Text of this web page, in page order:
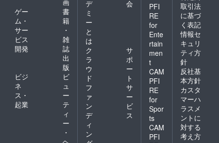
ゲー
ム・
サー
ビス
開発
書
籍
・
雑
誌
出
版
ビジ
ネ
ス・
起業
ビ
ュ
ー
テ
ィ
ー
・
デ
ミ
ー
と
は
会
ク
ラ
ウ
ド
フ
ァ
ン
デ
ィ
ン
サ
ポ
ー
ト
サ
ー
ビ
ス
PFI
RE
for
Ente
rtain
men
t
CAM
PFI
RE
for
Spor
ts
CAM
PFI
取引法
に基づ
く表記
情報セ
キュリ
ティ方
針
反社基
本方針
カスタ
マーハ
ラスメ
ントに
対する
考え方